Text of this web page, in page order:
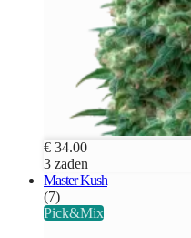
€ 34.00
3 zaden
Master Kush
(7)
Pick&Mix